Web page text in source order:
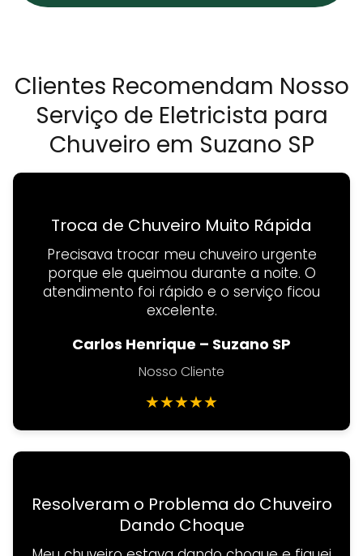
Clientes Recomendam Nosso
Serviço de Eletricista para
Chuveiro em Suzano SP
Troca de Chuveiro Muito Rápida
Precisava trocar meu chuveiro urgente
porque ele queimou durante a noite. O
atendimento foi rápido e o serviço ficou
excelente.
Carlos Henrique – Suzano SP
Nosso Cliente
★★★★★
Resolveram o Problema do Chuveiro
Dando Choque